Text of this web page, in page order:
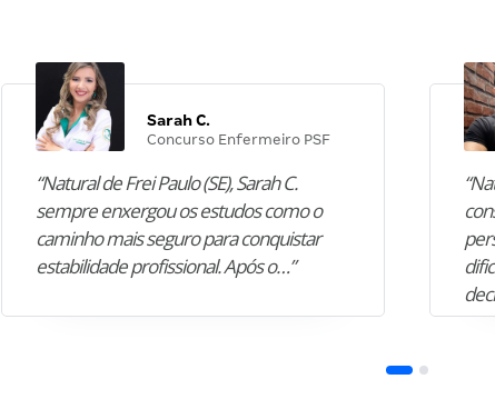
Sarah C.
Concurso Enfermeiro PSF
“Natural de Frei Paulo (SE), Sarah C.
sempre enxergou os estudos como o
caminho mais seguro para conquistar
estabilidade profissional. Após o…”